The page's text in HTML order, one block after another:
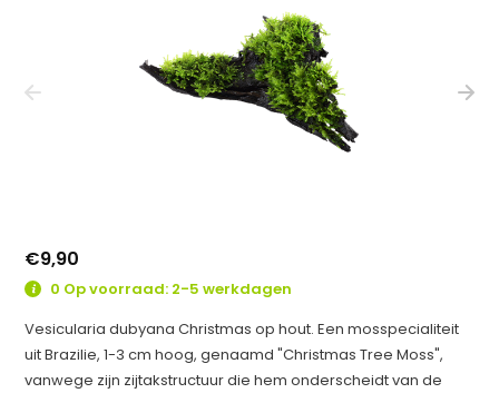
€9,90
0 Op voorraad: 2-5 werkdagen
Vesicularia dubyana Christmas op hout. Een mosspecialiteit
uit Brazilie, 1-3 cm hoog, genaamd "Christmas Tree Moss",
vanwege zijn zijtakstructuur die hem onderscheidt van de